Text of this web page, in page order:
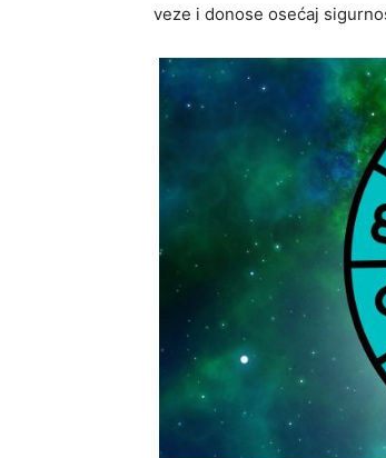
veze i donose osećaj